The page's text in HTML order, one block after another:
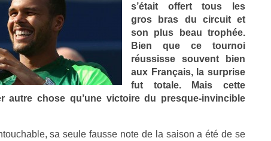
s’était of­fert tous les
gros bras du cir­cuit et
son plus beau trophée.
Bien que ce tour­noi
réus­sisse souvent bien
aux Français, la sur­pr­ise
fut totale. Mais cette
autre chose qu’une vic­toire du presque-invincible
sa seule faus­se note de la saison a été de se